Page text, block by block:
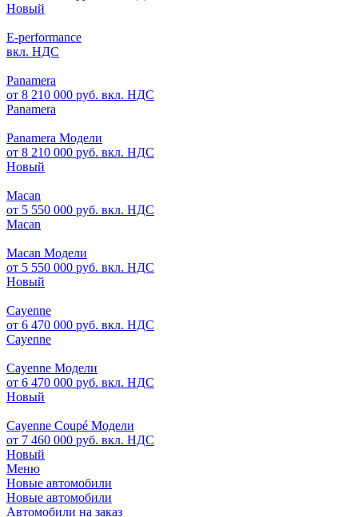
Новый
E-performance
вкл. НДС
Panamera
от 8 210 000 руб. вкл. НДС
Panamera
Panamera Модели
от 8 210 000 руб. вкл. НДС
Новый
Macan
от 5 550 000 руб. вкл. НДС
Macan
Macan Модели
от 5 550 000 руб. вкл. НДС
Новый
Cayenne
от 6 470 000 руб. вкл. НДС
Cayenne
Cayenne Модели
от 6 470 000 руб. вкл. НДС
Новый
Cayenne Coupé Модели
от 7 460 000 руб. вкл. НДС
Новый
Меню
Новые автомобили
Новые автомобили
Автомобили на заказ